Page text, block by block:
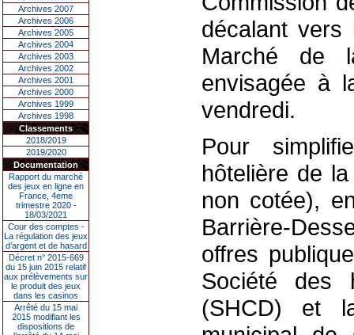
Archives 2007
Archives 2006
Archives 2005
Archives 2004
Archives 2003
Archives 2002
Archives 2001
Archives 2000
Archives 1999
Archives 1998
Classements
2018/2019
2019/2020
Documentation
Rapport du marché
des jeux en ligne en
France, 4eme
trimestre 2020 -
18/03/2021
Cour des comptes -
La régulation des jeux
d’argent et de hasard
Décret n° 2015-669
du 15 juin 2015 relatif
aux prélèvements sur
le produit des jeux
dans les casinos
Arrêté du 15 mai
2015 modifiant les
dispositions de
décalant vers
Marché de
envisagée à
vendredi.
Pour
hôtelière de
non cotée),
Barrière-
offres
Société
(SHCD) et